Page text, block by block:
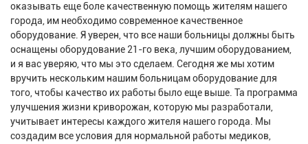
оказывать еще боле качественную помощь жителям нашего
города, им необходимо современное качественное
оборудование. Я уверен, что все наши больницы должны быть
оснащены оборудование 21-го века, лучшим оборудованием,
и я вас уверяю, что мы это сделаем. Сегодня же мы хотим
вручить нескольким нашим больницам оборудование для
того, чтобы качество их работы было еще выше. Та программа
улучшения жизни криворожан, которую мы разработали,
учитывает интересы каждого жителя нашего города. Мы
создадим все условия для нормальной работы медиков,